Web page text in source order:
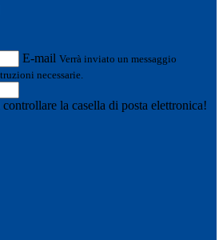
E-mail Verrà inviato un messaggio
necessarie.
la casella di posta elettronica!